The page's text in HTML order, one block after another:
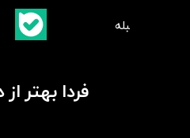
فردا بهتر از
​بلبله​​​​​​​بله